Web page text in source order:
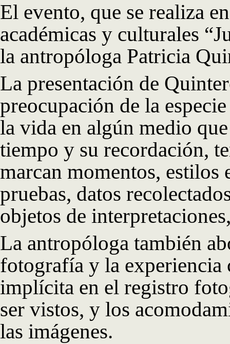
El evento, que se realiza
académicas y culturales
la antropóloga Patricia
La presentación de
preocupación de la
la vida en algún medio
tiempo y su recordación,
marcan momentos, estilos
pruebas, datos
objetos de
La antropóloga también
fotografía y la
implícita en el registro
ser vistos, y los
las imágenes.